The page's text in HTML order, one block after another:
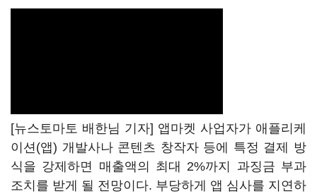
[뉴스토마토 배한님 기자] 앱마켓 사업자가 애플리케
이션(앱) 개발사나 콘텐츠 창작자 등에 특정 결제 방
식을 강제하면 매출액의 최대 2%까지 과징금 부과
조치를 받게 될 전망이다. 부당하게 앱 심사를 지연하